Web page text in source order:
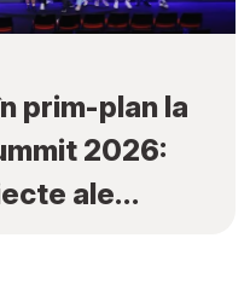
prim-plan la
2026:
ale